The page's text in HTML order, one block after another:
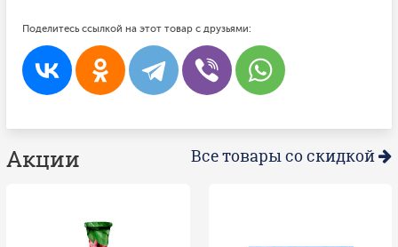
Поделитесь ссылкой на этот товар с друзьями:
Акции Все товары со скидкой